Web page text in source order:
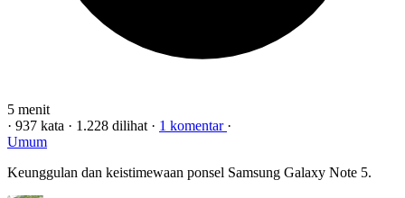
5 menit
· 937 kata · 1.228 dilihat · 1 komentar ·
Umum
Keunggulan dan keistimewaan ponsel Samsung Galaxy Note 5.